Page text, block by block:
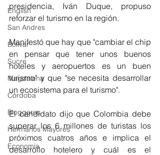
English
San Andres
Bolívar
Sucre
Magdalena
Córdoba
Bloggeros
Hermanos Mayores
Economía
presidencia, Iván Duque, propuso
reforzar el turismo en la región.
Manifestó que hay que "cambiar el chip
en pensar que tener unos buenos
hoteles y aeropuertos es un buen
turismo" y que "se necesita desarrollar
un ecosistema para el turismo".
El candidato dijo que Colombia debe
superar los 6 millones de turistas los
próximos cuatros años e implica el
desarrollo hotelero y cuál es el